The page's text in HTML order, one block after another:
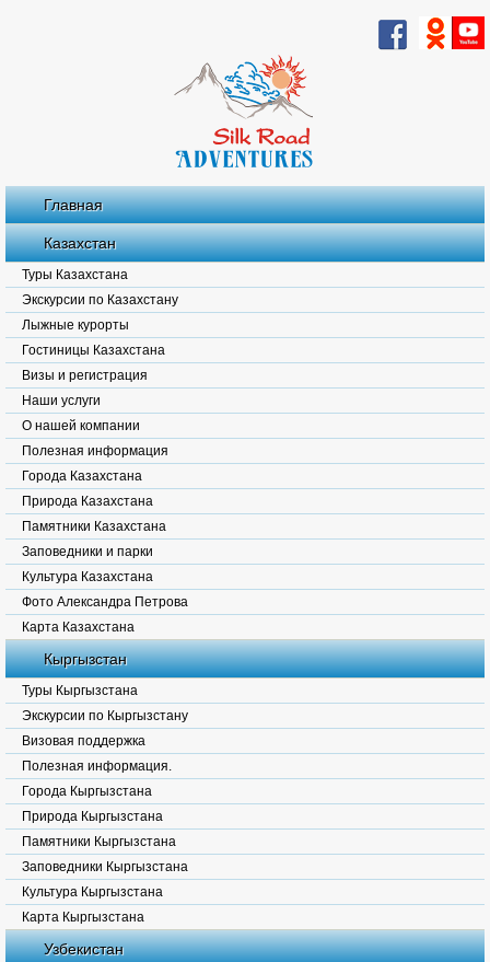
Главная
Казахстан
Туры Казахстана
Экскурсии по Казахстану
Лыжные курорты
Гостиницы Казахстана
Визы и регистрация
Наши услуги
О нашей компании
Полезная информация
Города Казахстана
Природа Казахстана
Памятники Казахстана
Заповедники и парки
Культура Казахстана
Фото Александра Петрова
Карта Казахстана
Кыргызстан
Туры Кыргызстана
Экскурсии по Кыргызстану
Визовая поддержка
Полезная информация.
Города Кыргызстана
Природа Кыргызстана
Памятники Кыргызстана
Заповедники Кыргызстана
Культура Кыргызстана
Карта Кыргызстана
Узбекистан